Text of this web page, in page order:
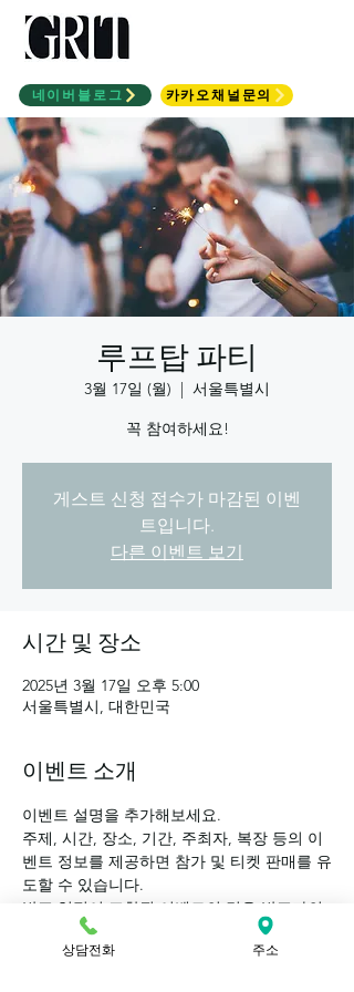
네이버블로그 카카오채널문의
루프탑 파티
3월 17일 (월)
  |
서울특별시
꼭 참여하세요!
게스트 신청 접수가 마감된 이벤
트입니다.
다른 이벤트 보기
시간 및 장소
2025년 3월 17일 오후 5:00
서울특별시, 대한민국
이벤트 소개
이벤트 설명을 추가해보세요.
주제, 시간, 장소, 기간, 주최자, 복장 등의 이
벤트 정보를 제공하면 참가 및 티켓 판매를 유
도할 수 있습니다.
발표 일정이 포함된 이벤트의 경우 발표자의
약력과 발표 주제도 알려주세요.
특정 대상을 모집해야 한다면 모집 조건도 추
상담전화 주소